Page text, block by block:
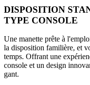
DISPOSITION
TYPE CONSOLE
Une manette prête à
la disposition familière, et
temps. Offrant une
console et un design
gant.